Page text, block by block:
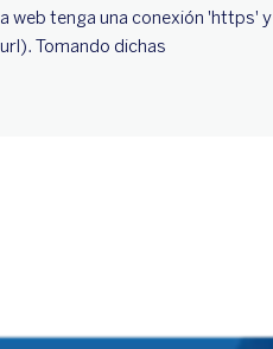
web tenga una conexión 'https' y
Tomando dichas